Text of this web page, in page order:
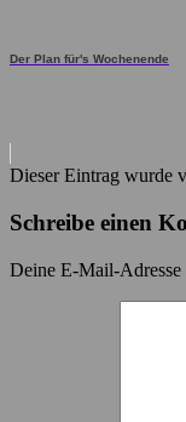
Der Plan für's Wochenende
Dieser Eintrag wurde
Schreibe einen
Deine E-Mail-